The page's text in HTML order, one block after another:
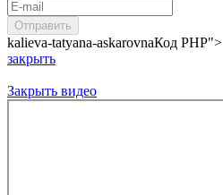
kalieva-tatyana-askarovnaКод PHP">
закрыть
Закрыть видео